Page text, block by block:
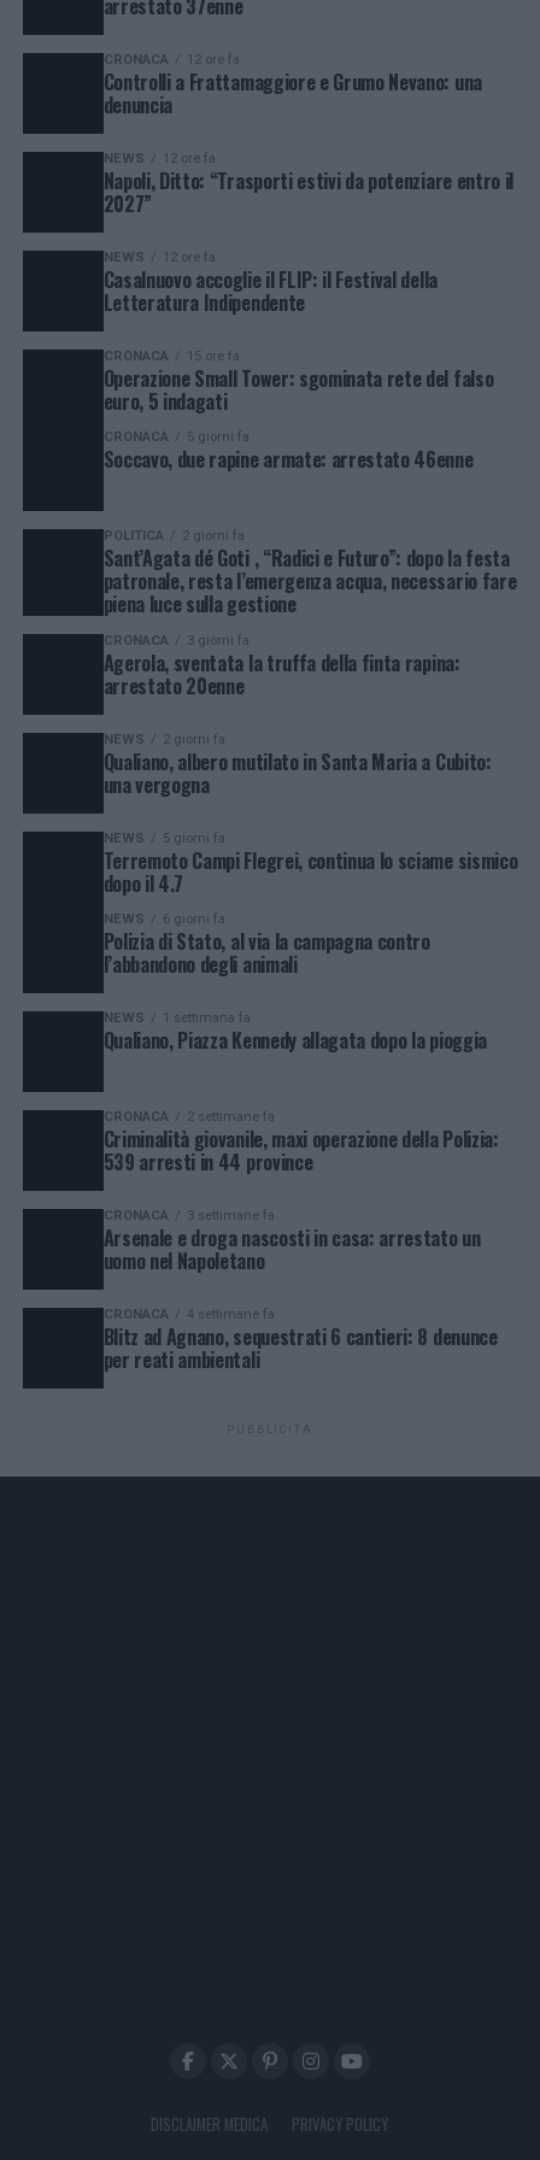
arrestato 37enne
CRONACA 12 ore fa
Controlli a Frattamaggiore e Grumo Nevano: una
denuncia
NEWS 12 ore fa
Napoli, Ditto: “Trasporti estivi da potenziare entro il
2027”
NEWS 12 ore fa
Casalnuovo accoglie il FLIP: il Festival della
Letteratura Indipendente
CRONACA 15 ore fa
Operazione Small Tower: sgominata rete del falso
euro, 5 indagati
CRONACA 5 giorni fa
Soccavo, due rapine armate: arrestato 46enne
POLITICA 2 giorni fa
Sant’Agata dé Goti , “Radici e Futuro”: dopo la festa
patronale, resta l’emergenza acqua, necessario fare
piena luce sulla gestione
CRONACA 3 giorni fa
Agerola, sventata la truffa della finta rapina:
arrestato 20enne
NEWS 2 giorni fa
Qualiano, albero mutilato in Santa Maria a Cubito:
una vergogna
NEWS 5 giorni fa
Terremoto Campi Flegrei, continua lo sciame sismico
dopo il 4.7
NEWS 6 giorni fa
Polizia di Stato, al via la campagna contro
l’abbandono degli animali
NEWS 1 settimana fa
Qualiano, Piazza Kennedy allagata dopo la pioggia
CRONACA 2 settimane fa
Criminalità giovanile, maxi operazione della Polizia:
539 arresti in 44 province
CRONACA 3 settimane fa
Arsenale e droga nascosti in casa: arrestato un
uomo nel Napoletano
CRONACA 4 settimane fa
Blitz ad Agnano, sequestrati 6 cantieri: 8 denunce
per reati ambientali
PUBBLICITÀ
DISCLAIMER MEDICA PRIVACY POLICY